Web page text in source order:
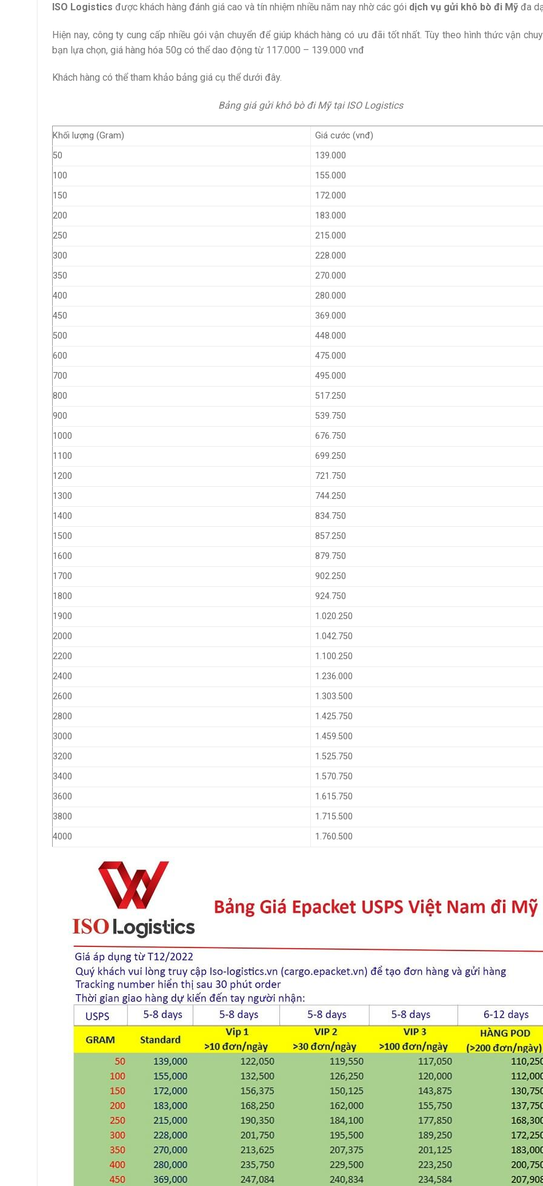
ISO Logistics được khách hàng đánh giá cao và tín nhiệm nhiều năm nay nhờ các gói dịch vụ gửi khô bò đi Mỹ đa
Hiện nay, công ty cung cấp nhiều gói vận chuyển để giúp khách hàng có ưu đãi tốt nhất. Tùy theo hình thức vận
bạn lựa chọn, giá hàng hóa 50g có thể dao động từ 117.000 – 139.000 vnđ
Khách hàng có thể tham khảo bảng giá cụ thể dưới đây.
Bảng giá gửi khô bò đi Mỹ tại ISO Logistics
Khối lượng (Gram)
Giá cước (vnđ)
50
139.000
100
155.000
150
172.000
200
183.000
250
215.000
300
228.000
350
270.000
400
280.000
450
369.000
500
448.000
600
475.000
700
495.000
800
517.250
900
539.750
1000
676.750
1100
699.250
1200
721.750
1300
744.250
1400
834.750
1500
857.250
1600
879.750
1700
902.250
1800
924.750
1900
1.020.250
2000
1.042.750
2200
1.100.250
2400
1.236.000
2600
1.303.500
2800
1.425.750
3000
1.459.500
3200
1.525.750
3400
1.570.750
3600
1.615.750
3800
1.715.500
4000
1.760.500